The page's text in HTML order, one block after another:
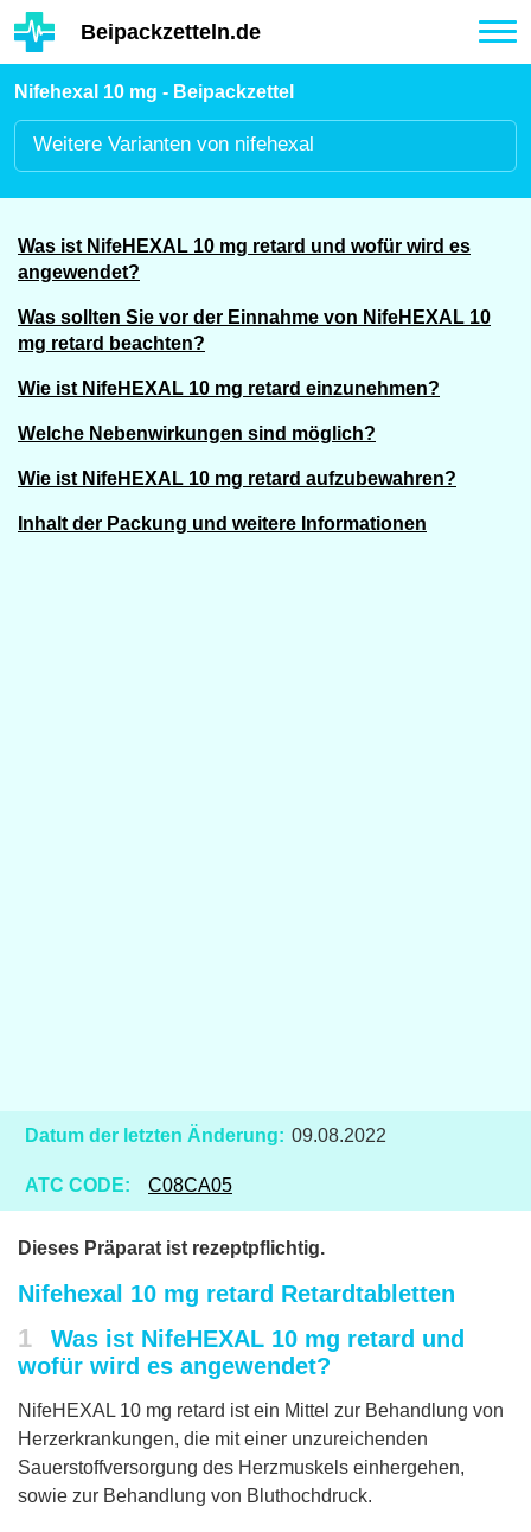
Hauptinhalt
Beipackzetteln.de
Nifehexal 10 mg - Beipackzettel
Weitere Varianten von nifehexal
Was ist NifeHEXAL 10 mg retard und wofür wird es
angewendet?
Was sollten Sie vor der Einnahme von NifeHEXAL 10
mg retard beachten?
Wie ist NifeHEXAL 10 mg retard einzunehmen?
Welche Nebenwirkungen sind möglich?
Wie ist NifeHEXAL 10 mg retard aufzubewahren?
Inhalt der Packung und weitere Informationen
Datum der letzten Änderung: 09.08.2022
ATC CODE: C08CA05
Dieses Präparat ist rezeptpflichtig.
Nifehexal 10 mg retard Retardtabletten
1
Was ist NifeHEXAL 10 mg retard und
wofür wird es angewendet?
NifeHEXAL 10 mg retard ist ein Mittel zur Behandlung von
Herzerkrankungen, die mit einer unzureichenden
Sauerstoffversorgung des Herzmuskels einhergehen,
sowie zur Behandlung von Bluthochdruck.